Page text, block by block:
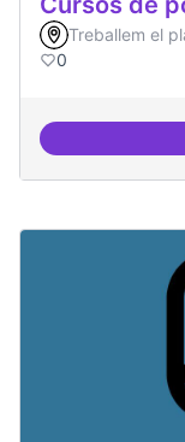
Treballem el
0